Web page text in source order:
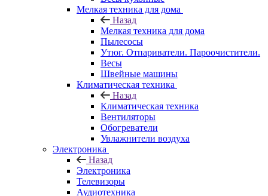
Мелкая техника для дома
Назад
Мелкая техника для дома
Пылесосы
Утюг. Отпариватели. Пароочистители.
Весы
Швейные машины
Климатическая техника
Назад
Климатическая техника
Вентиляторы
Обогреватели
Увлажнители воздуха
Электроника
Назад
Электроника
Телевизоры
Аудиотехника